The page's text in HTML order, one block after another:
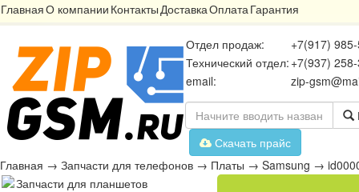
ГлавнаяО компании КонтактыДоставкаОплатаГарантия
Отдел продаж:
+7(917)
Технический отдел: +7(937)
email:
zip-
Скачать прайс
Главная → Запчасти для телефонов → Платы → Samsung →
Запчасти для планшетов